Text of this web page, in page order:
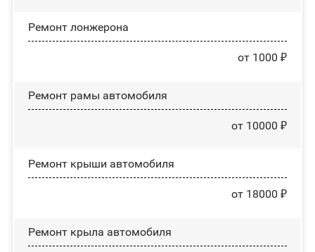
Ремонт лонжерона
от 1000 ₽
Ремонт рамы автомобиля
от 10000 ₽
Ремонт крыши автомобиля
от 18000 ₽
Ремонт крыла автомобиля